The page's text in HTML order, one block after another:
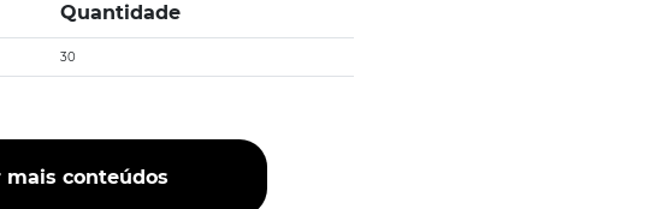
Quantidade
30
mais conteúdos